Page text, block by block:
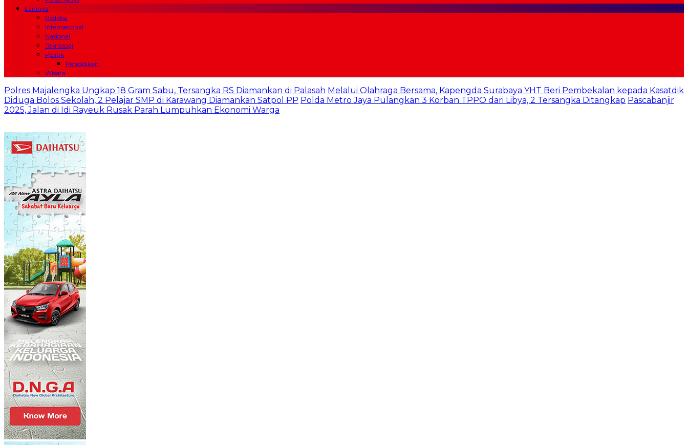
Lainnya
Redaksi
Internasional
Nasional
Teknologi
Politik
Pendidikan
Wisata
Polres Majalengka Ungkap 18 Gram Sabu, Tersangka RS Diamankan di Palasah Melalui Olahraga Bersama, Kapengda Surabaya YHT Beri Pembekalan kepada Kasatdik
Diduga Bolos Sekolah, 2 Pelajar SMP di Karawang Diamankan Satpol PP Polda Metro Jaya Pulangkan 3 Korban TPPO dari Libya, 2 Tersangka Ditangkap Pascabanjir
2025, Jalan di Idi Rayeuk Rusak Parah Lumpuhkan Ekonomi Warga